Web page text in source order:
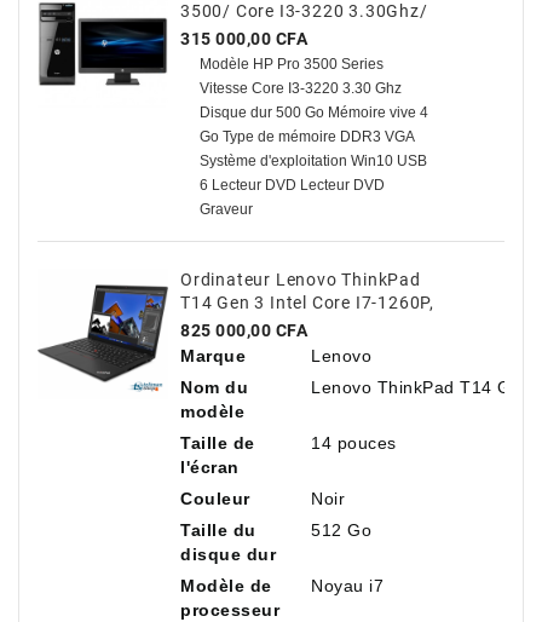
3500/ Core I3-3220 3.30Ghz/
500 Go HDD / 4 Go Avec TVA
Prix
315 000,00 CFA
Modèle HP Pro 3500 Series
Vitesse Core I3-3220 3.30 Ghz
Disque dur 500 Go Mémoire vive 4
Go Type de mémoire DDR3 VGA
Système d'exploitation Win10 USB
6 Lecteur DVD Lecteur DVD
Graveur
Ordinateur Lenovo ThinkPad
T14 Gen 3 Intel Core I7-1260P,
14" Antireflet, 16 Go De RAM,
512 Go De SSD NVMe
Prix
825 000,00 CFA
Marque
Lenovo
Nom du
modèle
Lenovo ThinkPad T14 Gen
Taille de
l'écran
14 pouces
Couleur
Noir
Taille du
disque dur
512 Go
Modèle de
processeur
Noyau i7